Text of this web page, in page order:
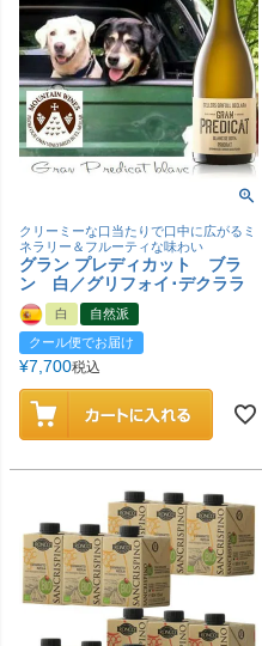
クリーミーな口当たりで口中に広がるミ
ネラリー＆フルーティな味わい
グラン プレディカット ブラ
ン 白／グリフォイ･デクララ
白
自然派
クール便でお届け
¥7,700税込